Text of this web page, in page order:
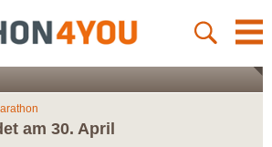
am 30. April